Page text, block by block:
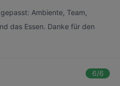
Ambiente, Team,
das Essen. Danke für den
6/6